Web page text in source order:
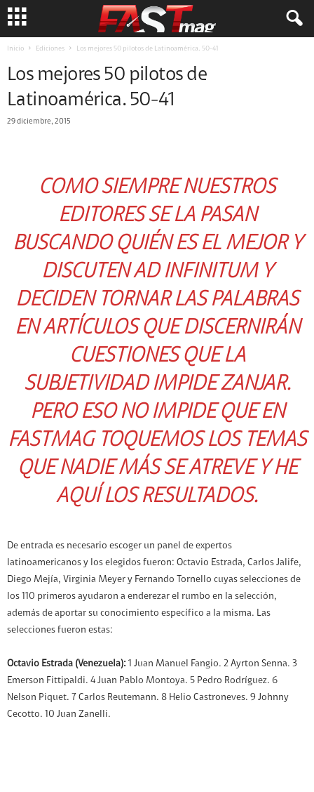
Inicio Ediciones Los mejores 50 pilotos de Latinoamérica. 50-41
Los mejores 50 pilotos de
Latinoamérica. 50-41
29 diciembre, 2015
COMO SIEMPRE NUESTROS
EDITORES SE LA PASAN
BUSCANDO QUIÉN ES EL MEJOR Y
DISCUTENAD INFINITUM Y
DECIDEN TORNAR LAS PALABRAS
EN ARTÍCULOS QUE DISCERNIRÁN
CUESTIONES QUE LA
SUBJETIVIDAD IMPIDE ZANJAR.
PERO ESO NO IMPIDE QUE EN
FASTMAG TOQUEMOS LOS TEMAS
QUE NADIE MÁS SE ATREVE Y HE
AQUÍ LOS RESULTADOS.
De entrada es necesario escoger un panel de expertos
latinoamericanos y los elegidos fueron: Octavio Estrada, Carlos Jalife,
Diego Mejía, Virginia Meyer y Fernando Tornello cuyas selecciones de
los 110 primeros ayudaron a enderezar el rumbo en la selección,
además de aportar su conocimiento específico a la misma. Las
selecciones fueron estas:
Octavio Estrada (Venezuela): 1 Juan Manuel Fangio. 2 Ayrton Senna. 3
Emerson Fittipaldi. 4 Juan Pablo Montoya. 5 Pedro Rodríguez. 6
Nelson Piquet. 7 Carlos Reutemann. 8 Helio Castroneves. 9 Johnny
Cecotto. 10 Juan Zanelli.